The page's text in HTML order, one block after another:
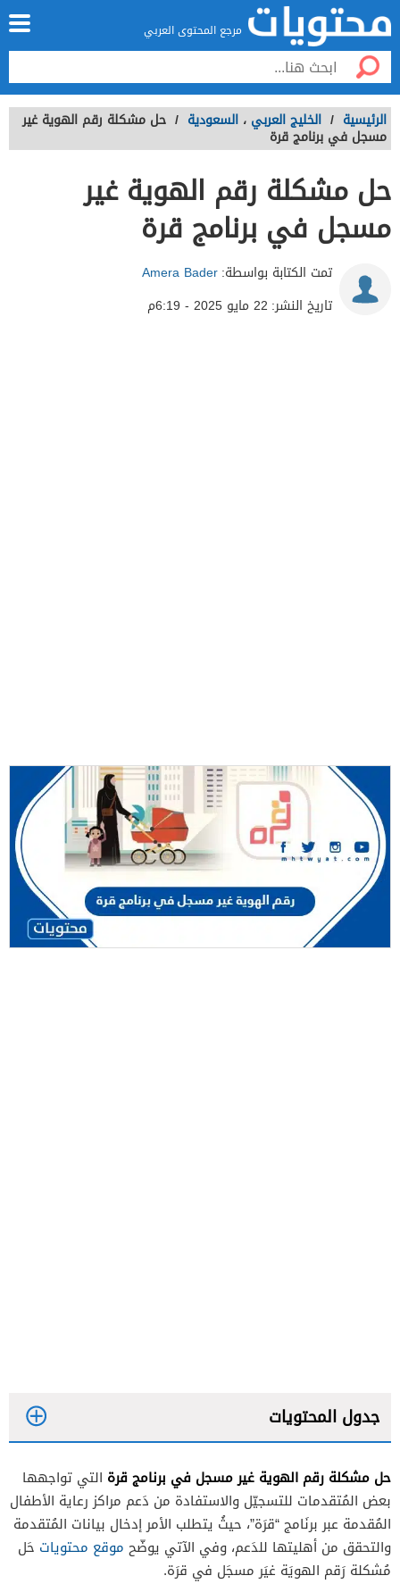
مرجع المحتوى العربي
الرئيسية / الخليج العربي ، السعودية / حل مشكلة رقم الهوية غير
مسجل في برنامج قرة
حل مشكلة رقم الهوية غير
مسجل في برنامج قرة
تمت الكتابة بواسطة:Amera Bader
تاريخ النشر: 22 مايو 2025 - 6:19م
جدول المحتويات
حل مشكلة رقم الهوية غير مسجل في برنامج قرة التي تواجهها
بعض المُتقدمات للتسجيّل والاستفادة من دَعم مراكز رعاية الأطفال
المُقدمة عبر برنَامج “قرَة”، حيثُ يتطلب الأمر إدخال بيانات المُتقدمة
والتحقق من أهليتها للدَعم، وفي الآتي يوضّح موقع محتويات حَل
مُشكلة رَقم الهويَة غيَر مسجَل في قرَة.